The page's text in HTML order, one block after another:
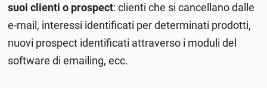
suoi clienti o prospect: clienti che si cancellano dalle
e-mail, interessi identificati per determinati prodotti,
nuovi prospect identificati attraverso i moduli del
software di emailing, ecc.